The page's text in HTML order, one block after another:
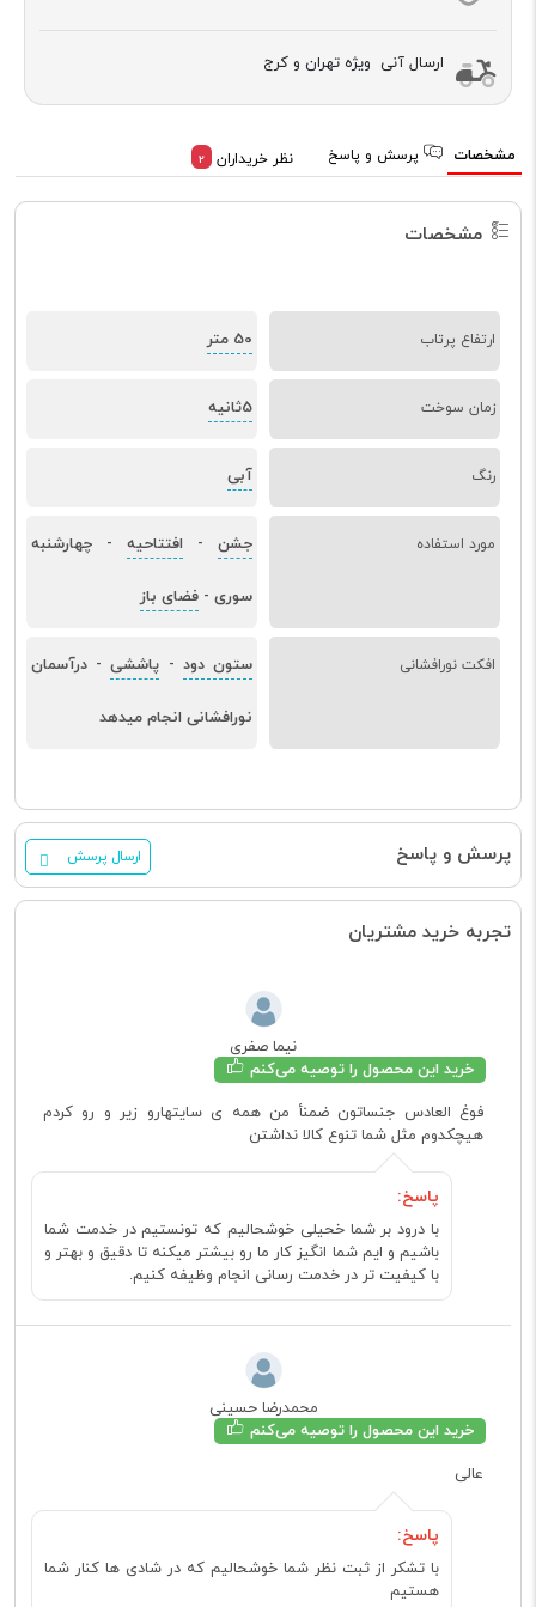
ارسال آنی ویژه تهران و کرج
مشخصات پرسش و پاسخ نظر خریداران 2
مشخصات
ارتفاع پرتاب 50 متر
زمان سوخت 5ثانیه
رنگ آبی
مورد استفاده جشن - افتتاحیه - چهارشنبه
سوری - فضای باز
افکت نورافشانی ستون دود - پاششی- درآسمان
نورافشانی انجام میدهد
پرسش و پاسخ ارسال پرسش
تجربه خرید مشتریان
نیما صفری
خرید این محصول را توصیه می‌کنم
فوغ العادس جنساتون ضمنأ من همه ی سایتهارو زیر و رو کردم
هیچکدوم مثل شما تنوع کالا نداشتن
پاسخ:
با درود بر شما خحیلی خوشحالیم که تونستیم در خدمت شما
باشیم و ایم شما انگیز کار ما رو بیشتر میکنه تا دقیق و بهتر و
با کیفیت تر در خدمت رسانی انجام وظیفه کنیم.
محمدرضا حسینی
خرید این محصول را توصیه می‌کنم
عالی
پاسخ:
با تشکر از ثبت نظر شما خوشحالیم که در شادی ها کنار شما
هستیم